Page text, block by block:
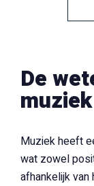
De
Muziek heeft
wat zowel
afhankelijk